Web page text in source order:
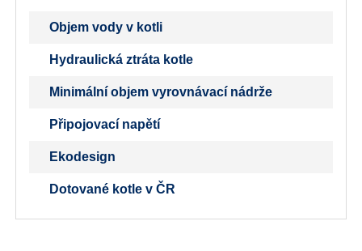
Objem vody v kotli
Hydraulická ztráta kotle
Minimální objem vyrovnávací nádrže
Připojovací napětí
Ekodesign
Dotované kotle v ČR